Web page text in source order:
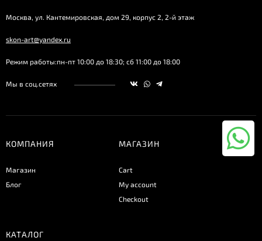
Москва, ул. Кантемировская, дом 29, корпус 2, 2-й этаж
skon-art@yandex.ru
Режим работы:пн-пт 10:00 до 18:30; сб 11:00 до 18:00
Мы в соц.сетях
КОМПАНИЯ
Магазин
Блог
МАГАЗИН
Cart
My account
Checkout
КАТАЛОГ